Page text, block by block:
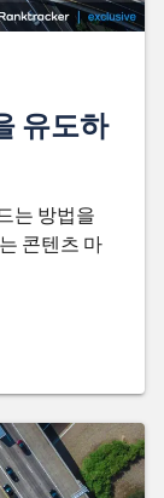
유도하
는 방법을
콘텐츠 마